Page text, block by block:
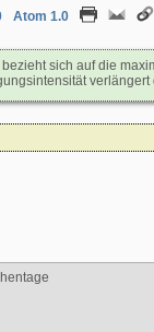
Atom 1.0
sich auf die